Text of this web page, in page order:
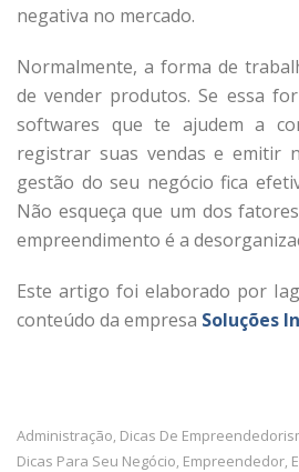
negativa no mercado.
Normalmente, a forma de
de vender produtos. Se essa
softwares que te ajudem a
registrar suas vendas e emitir
gestão do seu negócio fica
Não esqueça que um dos
empreendimento é a
Este artigo foi elaborado por
conteúdo da empresa Soluções
Administração, Dicas De
Dicas Para Seu Negócio, Empreendedor,